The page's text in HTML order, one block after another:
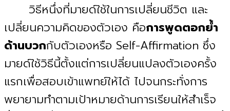
วิธีหนึ่งที่มายด์ใช้ในการเปลี่ยนชีวิต และ
เปลี่ยนความคิดของตัวเอง คือการพูดตอกย้ำ
ด้านบวกกับตัวเองหรือ Self-Affirmation ซึ่ง
มายด์ใช้วิธีนี้ตั้งแต่การเปลี่ยนแปลงตัวเองครั้ง
แรกเพื่อสอบเข้าแพทย์ให้ได้ ไปจนกระทั่งการ
พยายามทำตามเป้าหมายด้านการเรียนให้สำเร็จ